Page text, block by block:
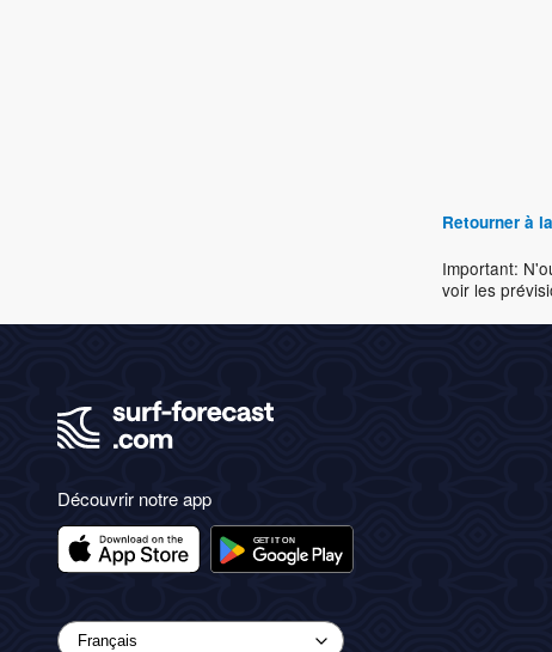
Retourner à
Important:
voir les
Découvrir notre app